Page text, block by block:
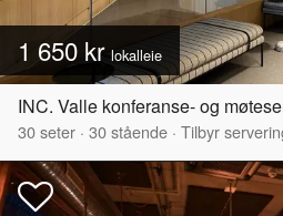
1 650 kr lokalleie
30seter · 30stående · Tilbyr